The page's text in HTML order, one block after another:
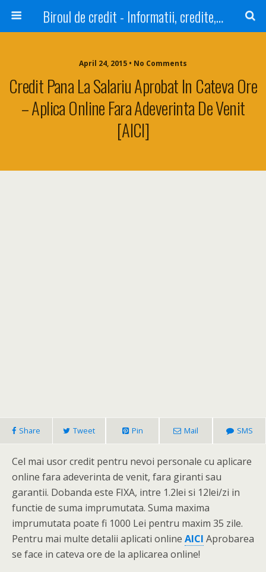
Biroul de credit - Informatii, credite, refinantare
April 24, 2015 • No Comments
Credit Pana La Salariu Aprobat In Cateva Ore
– Aplica Online Fara Adeverinta De Venit
[AICI]
Share Tweet Pin Mail SMS
Cel mai usor credit pentru nevoi personale cu aplicare
online fara adeverinta de venit, fara giranti sau
garantii. Dobanda este FIXA, intre 1.2lei si 12lei/zi in
functie de suma imprumutata. Suma maxima
imprumutata poate fi 1000 Lei pentru maxim 35 zile.
Pentru mai multe detalii aplicati online AICI Aprobarea
se face in cateva ore de la aplicarea online!